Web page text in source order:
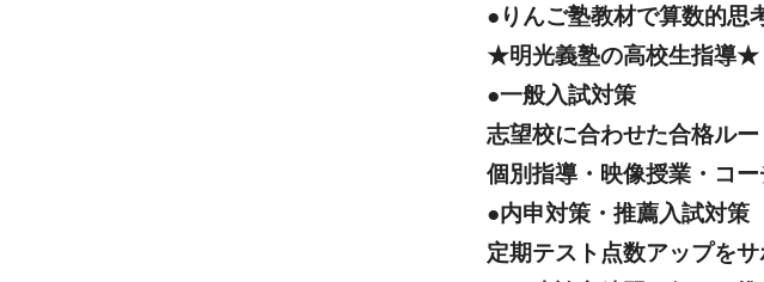
●りんご塾教材で算数的思
★明光義塾の高校生指導★
●一般入試対策
志望校に合わせた合格ルー
個別指導・映像授業・コ
●内申対策・推薦入試対策
定期テスト点数アップをサ